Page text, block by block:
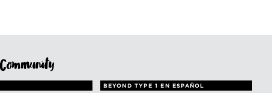
BEYOND TYPE 1 EN ESPAÑOL